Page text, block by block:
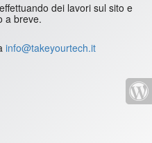
dei lavori sul sito e
a breve.
info@takeyourtech.it